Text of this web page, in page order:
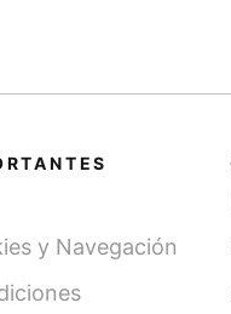
y Navegación